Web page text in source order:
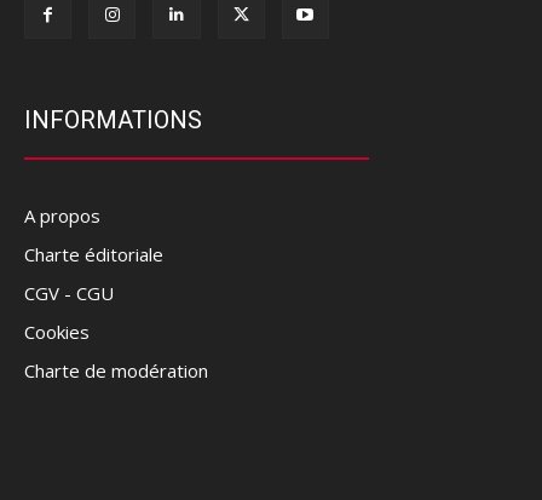
INFORMATIONS
A propos
Charte éditoriale
CGV - CGU
Cookies
Charte de modération